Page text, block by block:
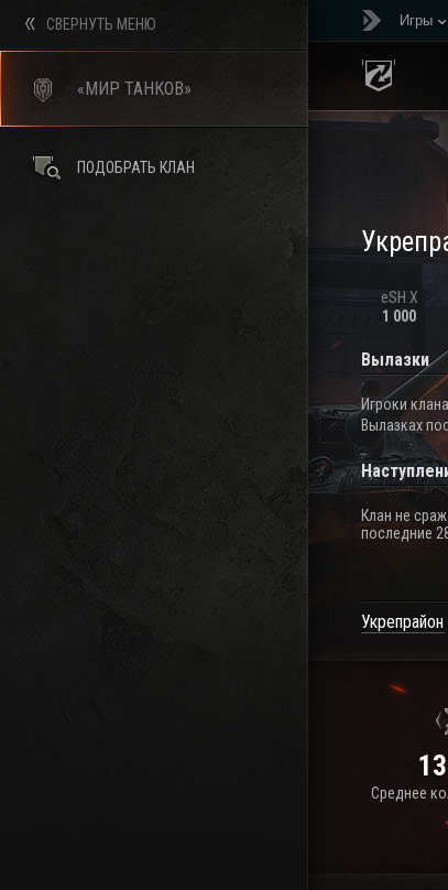
Игры
eSH X
1 000
Вылазки
Игроки
Вылазках
Клан не
последние
Укрепрайон
Среднее
СВЕРНУТЬ МЕНЮ
«МИР ТАНКОВ»
ПОДОБРАТЬ КЛАН